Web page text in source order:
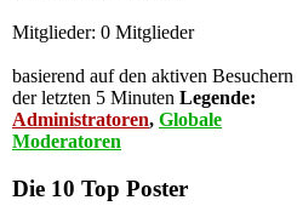
Mitglieder: 0 Mitglieder
basierend auf den aktiven Besuchern
der letzten 5 Minuten Legende:
Administratoren, Globale
Moderatoren
Die 10 Top Poster